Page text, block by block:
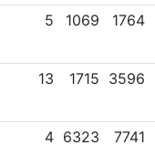
5 1069 1764
13 1715 3596
4 6323 7741